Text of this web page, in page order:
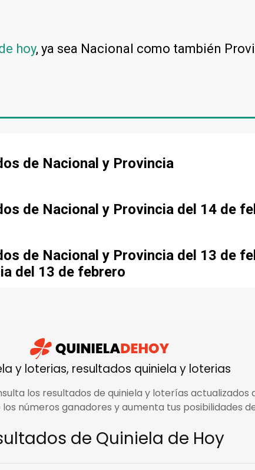
hoy, ya sea Nacional como también
de Nacional y Provincia
de Nacional y Provincia del 14 de
de Nacional y Provincia del 13 de
del 13 de febrero